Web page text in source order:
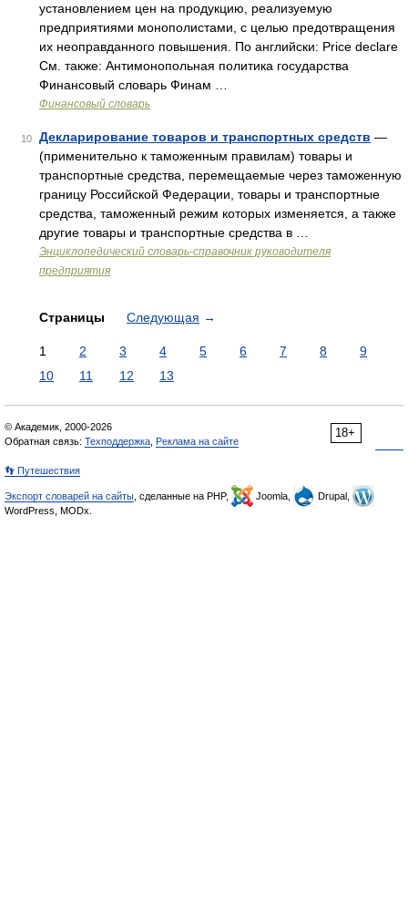
установлением цен на продукцию, реализуемую
предприятиями монополистами, с целью предотвращения
их неоправданного повышения. По английски: Price declare
См. также: Антимонопольная политика государства
Финансовый словарь Финам …
Финансовый словарь
10 Декларирование товаров и транспортных средств —
(применительно к таможенным правилам) товары и
транспортные средства, перемещаемые через таможенную
границу Российской Федерации, товары и транспортные
средства, таможенный режим которых изменяется, а также
другие товары и транспортные средства в …
Энциклопедический словарь-справочник руководителя
предприятия
Страницы Следующая →
1 2 3 4 5 6 7 8
9
10
11 12 13
18+
© Академик, 2000-2026
Обратная связь: Техподдержка Реклама на сайте
👣 Путешествия
Экспорт словарей на сайты , сделанные на PHP, Joomla,
Drupal,
WordPress, MODx.